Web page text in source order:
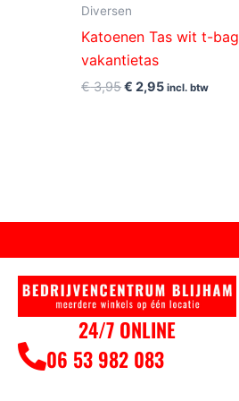
Diversen
Katoenen Tas wit t-bag
vakantietas
€3,95€ 2,95 incl. btw
24/7 ONLINE
06 53 982 083